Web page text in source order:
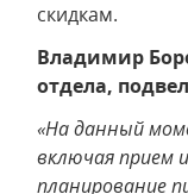
скидкам.
Владимир
отдела,
«На данный
включая прием
планирование